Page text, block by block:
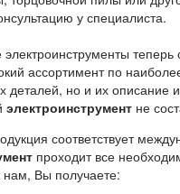
у специалиста.
электроинструменты
ассортимент по
но и их описание
электроинструментне
соответствует
проходит все
Вы получаете: